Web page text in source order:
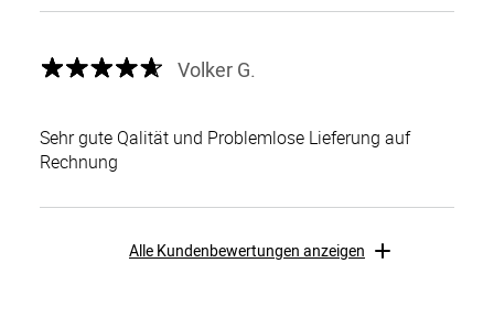
Volker G.
Sehr gute Qalität und Problemlose Lieferung auf
Rechnung
Alle Kundenbewertungen anzeigen